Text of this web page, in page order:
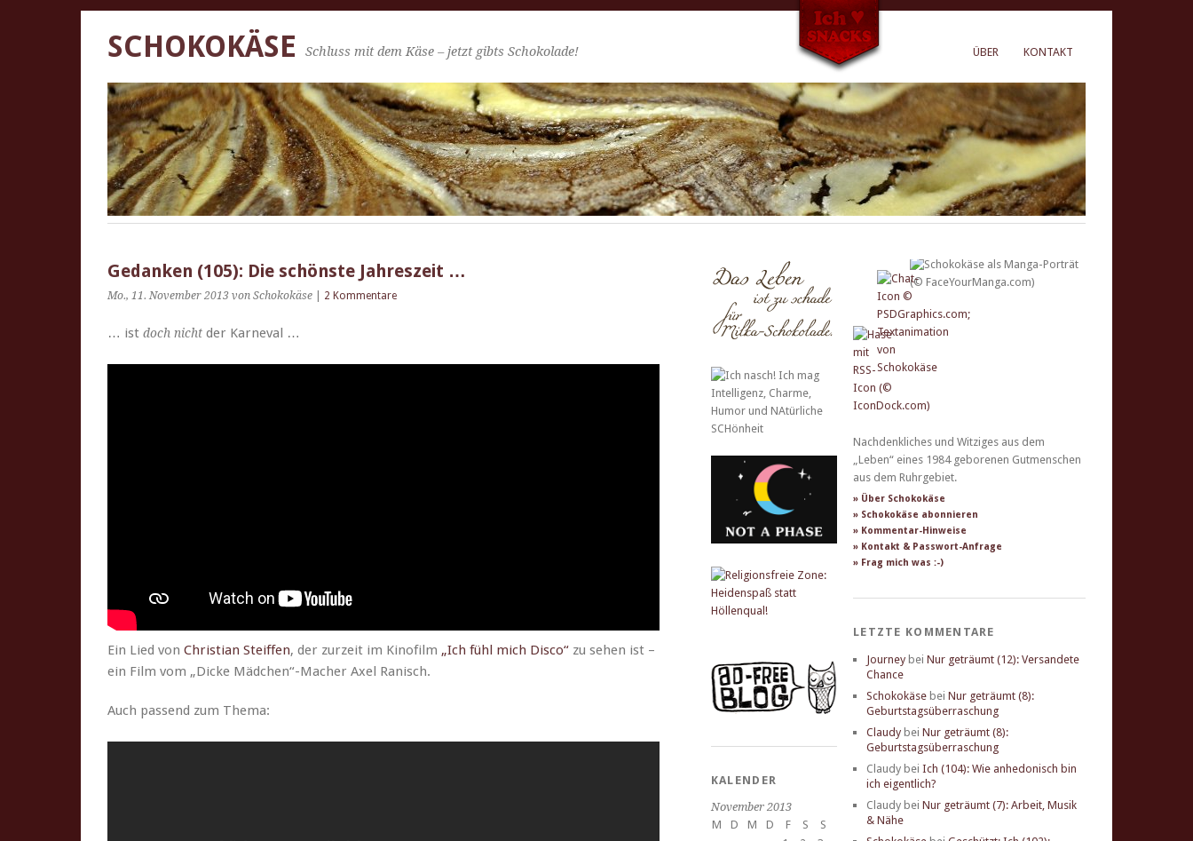
ÜBER KONTAKT
SCHOKOKÄSE Schluss mit dem Käse – jetzt gibts Schokolade!
Gedanken (105): Die schönste Jahreszeit …
Mo., 11. November 2013 von Schokokäse 2 Kommentare
… ist doch nicht der Karneval …
Ein Lied von Chris­t­ian Steif­f­en, der zurzeit im Kinofilm „Ich fühl mich Dis­co“ zu sehen ist –
ein Film vom „Dicke Mädchen“-Macher Axel Ranisch.
Auch passend zum Thema:
KALENDER
November 2013
M
D M D F S
S
Nachdenkliches und Witziges aus dem
„Leben“ eines 1984 geborenen Gutmenschen
aus dem Ruhrgebiet.
» Über Schokokäse
» Schokokäse abonnieren
» Kommentar-Hinweise
» Kontakt & Passwort-Anfrage
» Frag mich was :-)
LETZTE KOMMENTARE
Journey bei Nur geträumt (12): Versandete
Chance
Schokokäse bei Nur geträumt (8):
Geburtstagsüberraschung
Claudy bei Nur geträumt (8):
Geburtstagsüberraschung
Claudy bei Ich (104): Wie anhedonisch bin
ich eigentlich?
Claudy bei Nur geträumt (7): Arbeit, Musik
& Nähe